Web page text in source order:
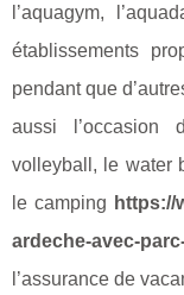
l’aquagym,
établissements
pendant que
aussi l’occasion
volleyball, le water
le camping https://
ardeche-avec-
l’assurance de